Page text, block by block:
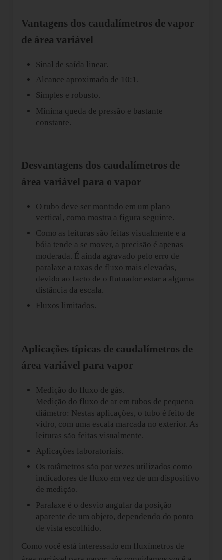
Vantagens dos caudalímetros de vapor
de área variável
Sinal de saída linear.
Alcance aproximado de 10:1.
Simples e robusto.
Mínima queda de pressão e bastante
constante.
Desvantagens dos caudalímetros de
área variável para o vapor
O tubo deve ser montado em um plano
vertical, como mostra a figura seguinte.
Como as leituras são feitas visualmente e a
bóia tende a se mover, a precisão é apenas
moderada. É ainda agravado pelo erro de
paralaxe a taxas de fluxo mais elevadas,
devido ao facto de o flutuador estar a alguma
distância da escala.
Fluxos limitados.
Aplicações típicas de caudalímetros de
área variável para vapor
Medição do fluxo de gás.
Medição do fluxo de ar em tubos de pequeno
diâmetro: Nestas aplicações, o tubo é feito de
vidro, com uma escala marcada no exterior. As
leituras são feitas visualmente.
Aplicações laboratoriais.
Os rotâmetros são por vezes utilizados como
indicadores de fluxo em vez de um dispositivo
de medição.
Paralaxe é o desvio angular da posição
aparente de um objeto, dependendo do ponto
de vista escolhido.
Como você está interessado em fluxímetros de